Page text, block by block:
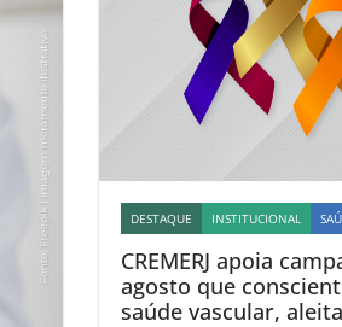
DESTAQUE INSTITUCIONAL
CREMERJ apoia
agosto que
saúde vascular,